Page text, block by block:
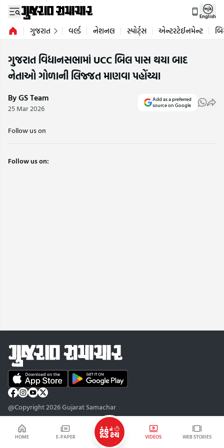
HOME E-PAPER VIDEOS WEB STORIES
English
ગુજરાત વર્લ્ડ નેશનલ સ્પોર્ટ્સ એન્ટરટેઈનમેન્ટ
ગુજરાત વિધાનસભામાં UCC બિલ પાસ થયા બાદ
નેતાઓ ગોળાની લિજ્જત માણવા પહોંચ્યા
By GS Team
25 Mar 2026
Add as a preferred
source on Google
Follow us on
Follow us on:
@Copyright 2026 Gujarat Samachar